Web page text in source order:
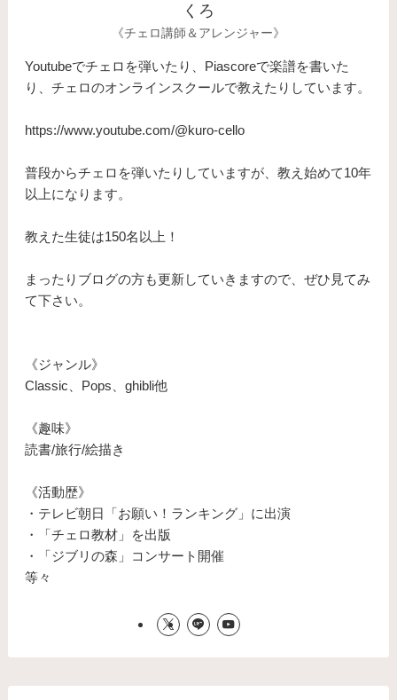
くろ
《チェロ講師＆アレンジャー》
Youtubeでチェロを弾いたり、Piascoreで楽譜を書いた
り、チェロのオンラインスクールで教えたりしています。
https://www.youtube.com/@kuro-cello
普段からチェロを弾いたりしていますが、教え始めて10年
以上になります。
​教えた生徒は150名以上！
まったりブログの方も更新していきますので、ぜひ見てみ
て下さい。
《ジャンル》
Classic、Pops、ghibli他
《趣味》
読書/旅行/絵描き
《活動歴》
・テレビ朝日「お願い！ランキング」に出演
・「チェロ教材」を出版
・「ジブリの森」コンサート開催
等々